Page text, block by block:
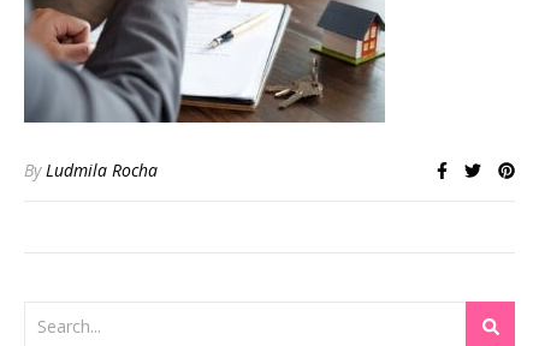
ByLudmila Rocha